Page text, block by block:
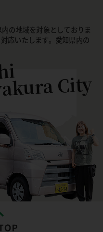
の地域を対象としておりま
応いたします。愛知県内の
City